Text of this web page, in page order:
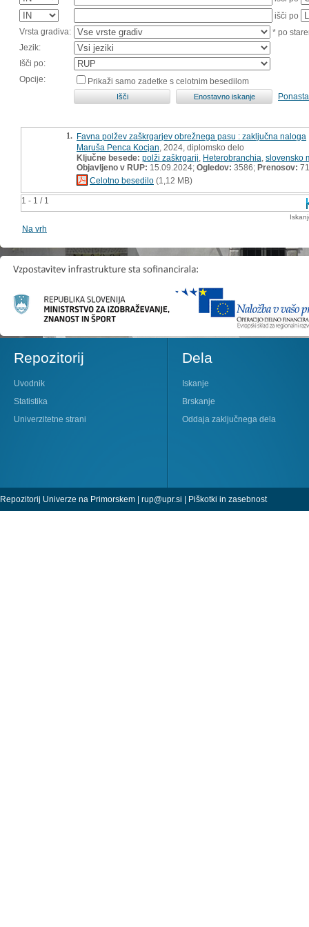
išči po
Vrsta gradiva:
* po
Jezik:
Išči po:
Opcije:
Prikaži samo zadetke s celotnim besedilom
1 - 1 / 1
1. Favna polžev zaškrgarjev obrežnega pasu : zaključna naloga
Maruša Penca Kocjan , 2024, diplomsko delo
Ključne besede: polži zaškrgarji Heterobranchia slovensko
Objavljeno v RUP: 15.09.2024; Ogledov: 3586; Prenosov: 71
Celotno besedilo (1,12 MB)
Na vrh
Repozitorij
Uvodnik
Statistika
Univerzitetne strani
Dela
Iskanje
Brskanje
Oddaja zaključnega dela
Repozitorij Univerze na Primorskem | rup@upr.si | Piškotki in zasebnost